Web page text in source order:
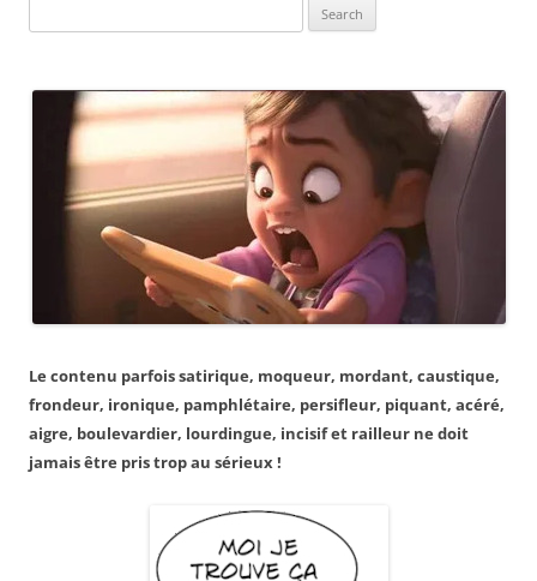
for:
Le contenu parfois satirique, moqueur, mordant, caustique,
frondeur, ironique, pamphlétaire, persifleur, piquant, acéré,
aigre, boulevardier, lourdingue, incisif et railleur ne doit
jamais être pris trop au sérieux !